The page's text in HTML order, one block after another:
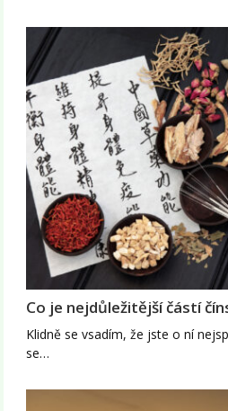
Co je nejdůležitější částí
Klidně se vsadím, že jste o ní
se…